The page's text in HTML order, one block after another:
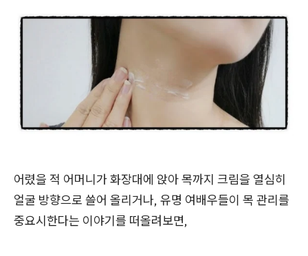
어렸을 적 어머니가 화장대에 앉아 목까지 크림을 열심히
얼굴 방향으로 쓸어 올리거나, 유명 여배우들이 목 관리를
중요시한다는 이야기를 떠올려보면,